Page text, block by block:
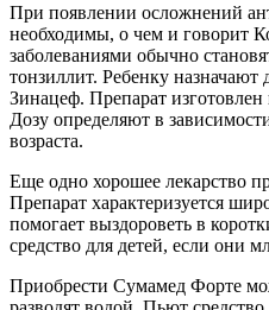
При появлении осложнений
необходимы, о чем и говорит
заболеваниями обычно
тонзиллит. Ребенку назначают
Зинацеф. Препарат изготовлен
Дозу определяют в
возраста.
Еще одно хорошее лекарство
Препарат характеризуется
помогает выздороветь в
средство для детей, если они
Приобрести Сумамед Форте